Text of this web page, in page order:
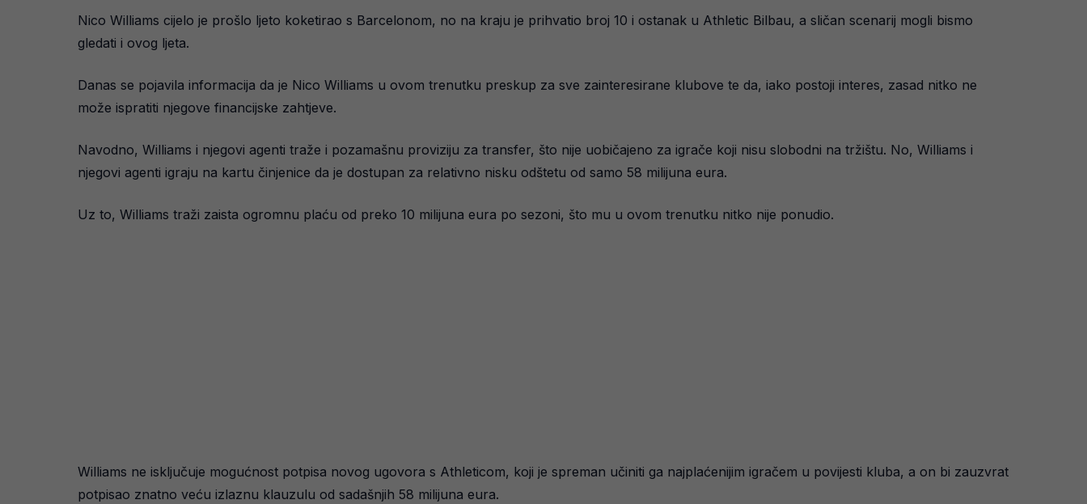
Nico Williams cijelo je prošlo ljeto koketirao s Barcelonom, no na kraju je prihvatio broj 10 i ostanak u Athletic Bilbau, a sličan scenarij mogli bismo
gledati i ovog ljeta.
Danas se pojavila informacija da je Nico Williams u ovom trenutku preskup za sve zainteresirane klubove te da, iako postoji interes, zasad nitko ne
može ispratiti njegove financijske zahtjeve.
Navodno, Williams i njegovi agenti traže i pozamašnu proviziju za transfer, što nije uobičajeno za igrače koji nisu slobodni na tržištu. No, Williams i
njegovi agenti igraju na kartu činjenice da je dostupan za relativno nisku odštetu od samo 58 milijuna eura.
Uz to, Williams traži zaista ogromnu plaću od preko 10 milijuna eura po sezoni, što mu u ovom trenutku nitko nije ponudio.
Williams ne isključuje mogućnost potpisa novog ugovora s Athleticom, koji je spreman učiniti ga najplaćenijim igračem u povijesti kluba, a on bi zauzvrat
potpisao znatno veću izlaznu klauzulu od sadašnjih 58 milijuna eura.